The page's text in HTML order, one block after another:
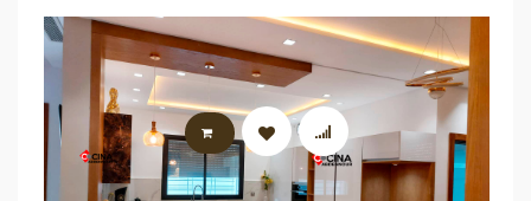
LIRE LA SUITE